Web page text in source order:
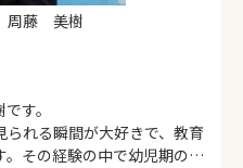
周藤 美樹
す。
れる瞬間が大好きで、教育
その経験の中で幼児期の大